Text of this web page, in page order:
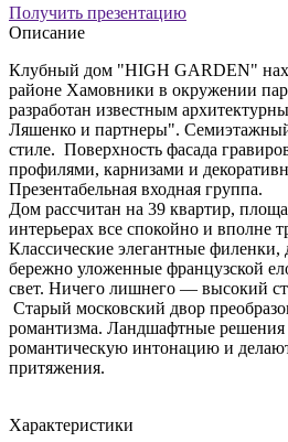
Получить презентацию
Описание
Клубный дом "HIGH GARDEN"
районе Хамовники в окружении
разработан известным
Ляшенко и партнеры".
стиле. Поверхность фасада
профилями, карнизами и
Презентабельная входная группа.
Дом рассчитан на 39 квартир,
интерьерах все спокойно и вполне
Классические элегантные
бережно уложенные французской
свет. Ничего лишнего — высокий
Старый московский двор
романтизма. Ландшафтные решения
романтическую интонацию и
притяжения.
Характеристики